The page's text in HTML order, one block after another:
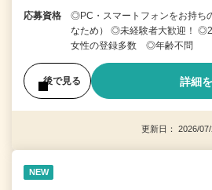
応募資格
◎PC・スマートフォンをお持ち
なため） ◎未経験者大歓迎！
女性の登録多数 ◎年齢不問
後で見る 詳細
更新日： 2026/
NEW